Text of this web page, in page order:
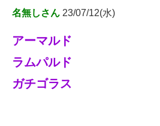
名無しさん 23/07/12(水)
アーマルド
ラムパルド
ガチゴラス